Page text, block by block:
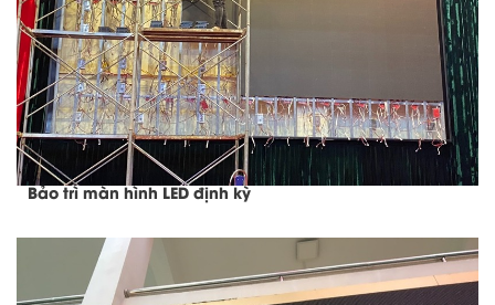
Bảo trì màn hình LED định kỳ